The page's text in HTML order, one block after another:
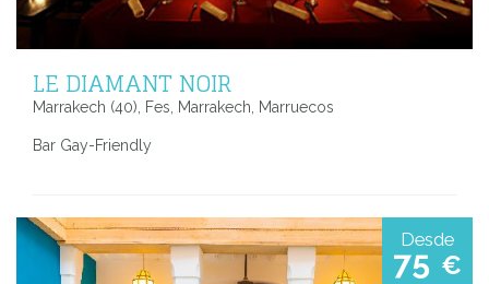
LE DIAMANT NOIR
Marrakech (40), Fes, Marrakech, Marruecos
Bar Gay-Friendly
Desde
75 €